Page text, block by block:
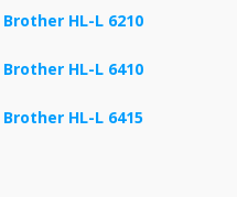
Brother HL-L 6210
Brother HL-L 6410
Brother HL-L 6415